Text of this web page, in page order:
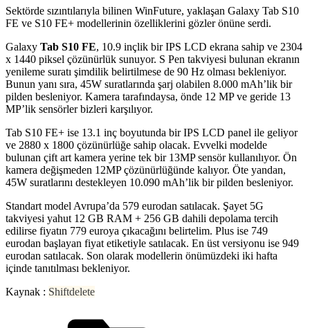
Sektörde sızıntılarıyla bilinen WinFuture, yaklaşan Galaxy Tab S10
FE ve S10 FE+ modellerinin özelliklerini gözler önüne serdi.
Galaxy Tab S10 FE, 10.9 inçlik bir IPS LCD ekrana sahip ve 2304
x 1440 piksel çözünürlük sunuyor. S Pen takviyesi bulunan ekranın
yenileme suratı şimdilik belirtilmese de 90 Hz olması bekleniyor.
Bunun yanı sıra, 45W suratlarında şarj olabilen 8.000 mAh’lik bir
pilden besleniyor. Kamera tarafındaysa, önde 12 MP ve geride 13
MP’lik sensörler bizleri karşılıyor.
Tab S10 FE+ ise 13.1 inç boyutunda bir IPS LCD panel ile geliyor
ve 2880 x 1800 çözünürlüğe sahip olacak. Evvelki modelde
bulunan çift art kamera yerine tek bir 13MP sensör kullanılıyor. Ön
kamera değişmeden 12MP çözünürlüğünde kalıyor. Öte yandan,
45W suratlarını destekleyen 10.090 mAh’lik bir pilden besleniyor.
Standart model Avrupa’da 579 eurodan satılacak. Şayet 5G
takviyesi yahut 12 GB RAM + 256 GB dahili depolama tercih
edilirse fiyatın 779 euroya çıkacağını belirtelim. Plus ise 749
eurodan başlayan fiyat etiketiyle satılacak. En üst versiyonu ise 949
eurodan satılacak. Son olarak modellerin önümüzdeki iki hafta
içinde tanıtılması bekleniyor.
Kaynak : Shiftdelete